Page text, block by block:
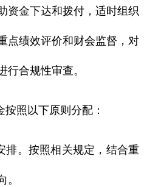
金下达和拨付，适时组织
点绩效评价和财会监督，对
行合规性审查。
照以下原则分配：
。按照相关规定，结合重
。